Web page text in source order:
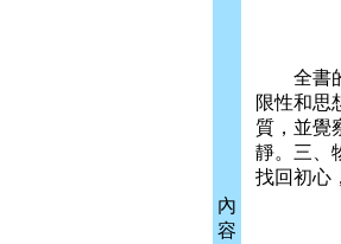
內
容
全書的
限性和思
質，並覺
靜。三、
找回初心